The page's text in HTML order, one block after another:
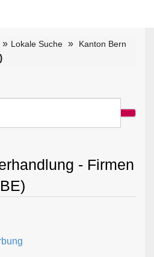
Lokale Suche Kanton Bern
- Firmen